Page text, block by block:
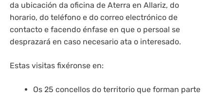
da ubicación da oficina de Aterra en Allariz, do
horario, do teléfono e do correo electrónico de
contacto e facendo énfase en que o persoal se
desprazará en caso necesario ata o interesado.
Estas visitas fixéronse en:
Os 25 concellos do territorio que forman parte